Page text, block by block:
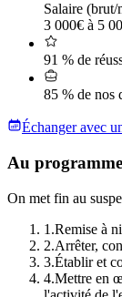
Salaire (brut/
3 000€ à 5
91 % de
85 % de nos
Échanger avec
Au programme
On met fin au
1 .Remise à
2.Arrêter,
3.Établir et
4.Mettre en